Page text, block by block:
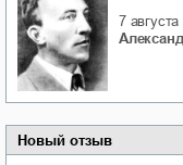
7 августа
Новый отзыв